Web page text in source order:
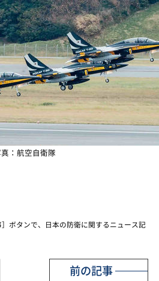
：航空自衛隊
ボタンで、日本の防衛に関するニュース記
前の記事